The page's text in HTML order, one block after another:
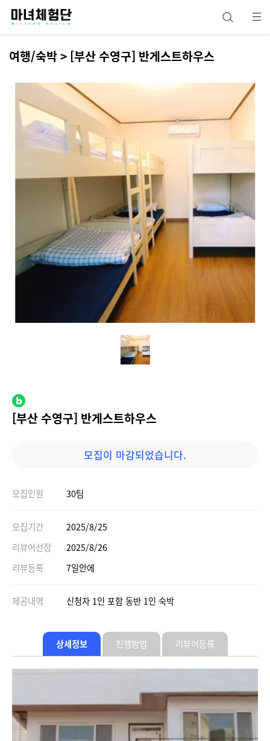
여행/숙박 > [부산 수영구] 반게스트하우스
[부산 수영구] 반게스트하우스
모집이 마감되었습니다.
모집인원 30팀
모집기간
2025/8/25
리뷰어선정
2025/8/26
리뷰등록
7일안에
제공내역 신청자 1인 포함 동반 1인 숙박
상세정보 진행방법 리뷰어등록